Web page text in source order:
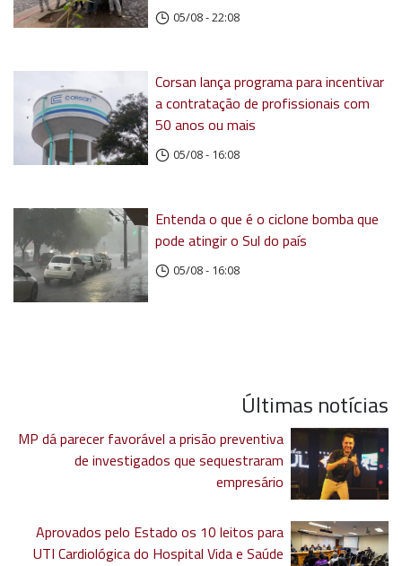
05/08 - 22:08
Corsan lança programa para incentivar
a contratação de profissionais com
50 anos ou mais
05/08 - 16:08
Entenda o que é o ciclone bomba que
pode atingir o Sul do país
05/08 - 16:08
Últimas notícias
MP dá parecer favorável a prisão preventiva
de investigados que sequestraram
empresário
Aprovados pelo Estado os 10 leitos para
UTI Cardiológica do Hospital Vida e Saúde